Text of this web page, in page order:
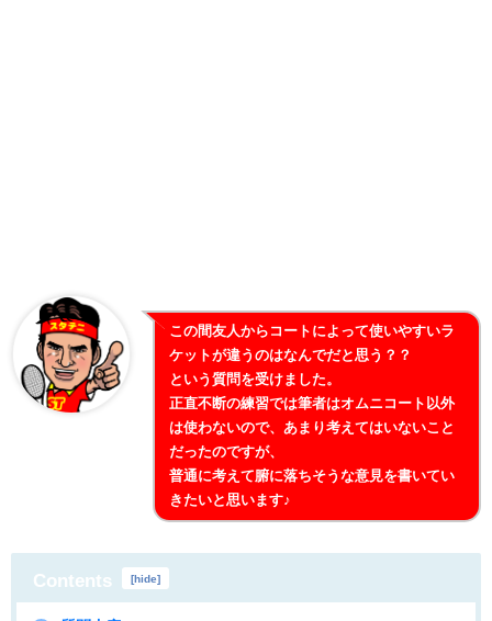
この間友人からコートによって使いやすいラ
ケットが違うのはなんでだと思う？？
という質問を受けました。
正直不断の練習では筆者はオムニコート以外
は使わないので、あまり考えてはいないこと
だったのですが、
普通に考えて腑に落ちそうな意見を書いてい
きたいと思います♪
Contents [hide]